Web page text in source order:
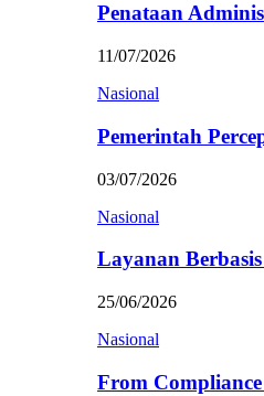
Penataan
11/07/2026
Nasional
Pemerintah
03/07/2026
Nasional
Layanan
25/06/2026
Nasional
From